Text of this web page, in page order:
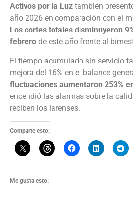
Activos por la Luz también
año 2026 en comparación con el
Los cortes totales disminuyeron
febrero de este año frente al
El tiempo acumulado sin servicio
mejora del 16% en el balance
fluctuaciones aumentaron 253%
encendió las alarmas sobre la
reciben los larenses.
Comparte esto:
Me gusta esto: